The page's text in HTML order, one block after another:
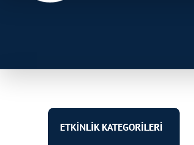
ETKİNLİK KATEGORİLERİ